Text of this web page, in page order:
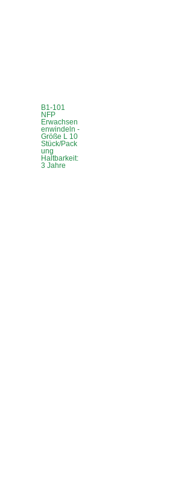
B1-101
NFP
Erwachsen
enwindeln -
Größe L 10
Stück/Pack
ung
Haltbarkeit:
3 Jahre